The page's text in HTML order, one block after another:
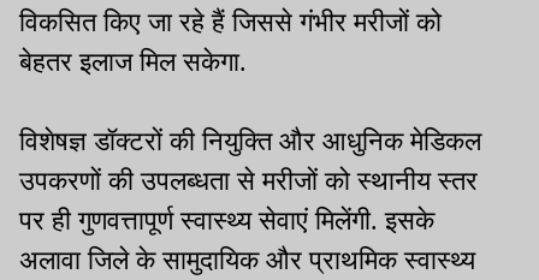
विकसित किए जा रहे हैं जिससे गंभीर मरीजों को
बेहतर इलाज मिल सकेगा.
विशेषज्ञ डॉक्टरों की नियुक्ति और आधुनिक मेडिकल
उपकरणों की उपलब्धता से मरीजों को स्थानीय स्तर
पर ही गुणवत्तापूर्ण स्वास्थ्य सेवाएं मिलेंगी. इसके
अलावा जिले के सामुदायिक और प्राथमिक स्वास्थ्य